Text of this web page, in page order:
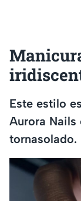
Este estilo
Aurora Nails
tornasolado.